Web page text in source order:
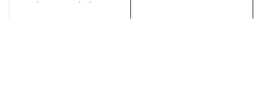
elementi neophodni za